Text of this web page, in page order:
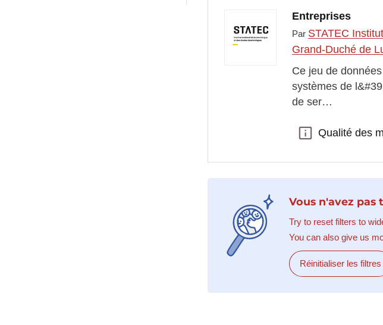
Entreprises
Par STATEC
Grand-Duché de
Ce jeu de
systèmes de
de ser…
Qualité des
Qualité des
Vous n'avez
Try to reset filters to
You can also give us
Réinitialiser les filtres